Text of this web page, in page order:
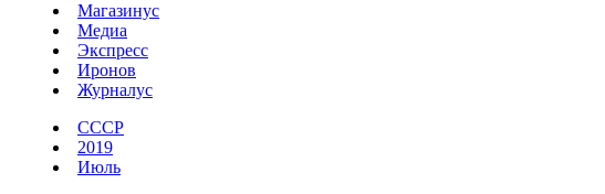
Магазинус
Медиа
Экспресс
Иронов
Журналус
СССР
2019
Июль